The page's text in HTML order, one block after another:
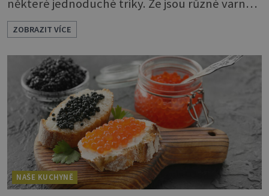
některé jednoduché triky. Že jsou různé varné
typy od A, tedy na saláty, po D na kaši, určitě
víte, takže vyberete podle toho, co chcete
právě uvařit. Vařte správně Spousta lidí vaří
brambory tak, že nalijí do hrnce vodu, osolí ji,
přidají brambory nakrájené na kousky a dají
vařit. Brambor
ZOBRAZIT VÍCE
NAŠE KUCHYNĚ